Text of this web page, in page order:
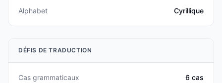
Alphabet Cyrillique
DÉFIS DE TRADUCTION
Cas grammaticaux 6 cas